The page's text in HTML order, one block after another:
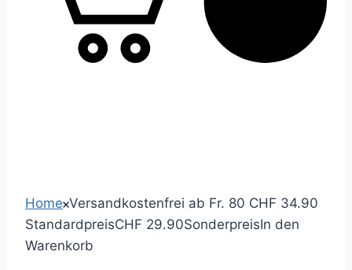
Home Versandkostenfrei ab Fr. 80 CHF 34.90
StandardpreisCHF 29.90SonderpreisIn den
Warenkorb